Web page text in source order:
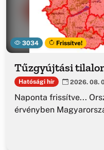
3034 Frissítve!
Tűzgyújtási
Hatósági hír 2026. 08.
Naponta frissítve...
érvényben